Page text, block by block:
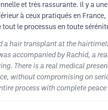
et très rassurante. Il y a
à ceux pratiqués en
tout le processus en toute
a hair transplant at the
accompanied by Rachid, a
There is a real medical
without compromising on
process with complete